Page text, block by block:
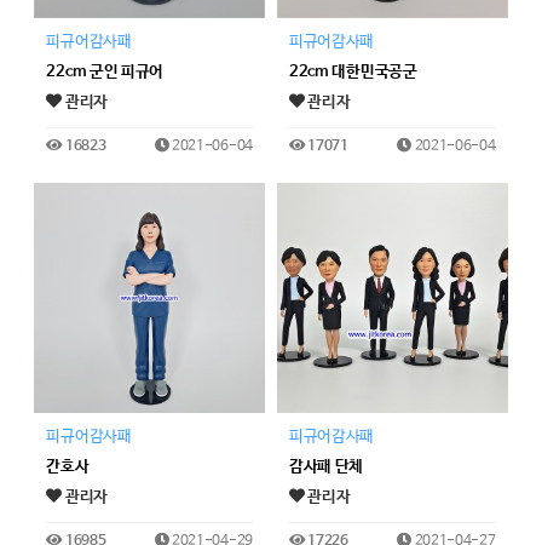
피규어감사패
22cm 군인 피규어
관리자
16823 2021-06-04
피규어감사패
22cm 대한민국공군
관리자
17071 2021-06-04
피규어감사패
간호사
관리자
16985 2021-04-29
피규어감사패
감사패 단체
관리자
17226 2021-04-27